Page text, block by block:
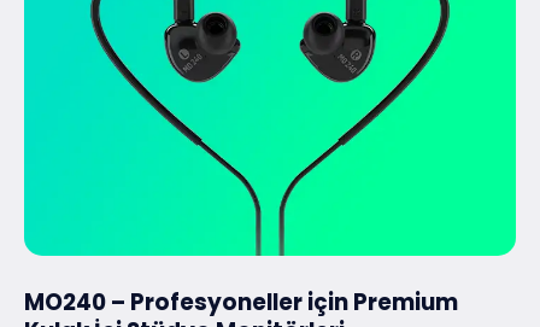
MO240 – Profesyoneller için Premium